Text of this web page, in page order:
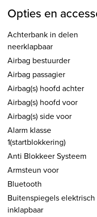
Opties en
Achterbank in delen
neerklapbaar
Airbag bestuurder
Airbag passagier
Airbag(s) hoofd achter
Airbag(s) hoofd voor
Airbag(s) side voor
Alarm klasse
1(startblokkering)
Anti Blokkeer Systeem
Armsteun voor
Bluetooth
Buitenspiegels elektrisch
inklapbaar